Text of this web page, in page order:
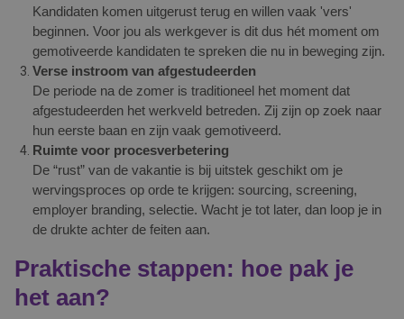
Kandidaten komen uitgerust terug en willen vaak 'vers'
beginnen. Voor jou als werkgever is dit dus hét moment om
gemotiveerde kandidaten te spreken die nu in beweging zijn.
Verse instroom van afgestudeerden
De periode na de zomer is traditioneel het moment dat
afgestudeerden het werkveld betreden. Zij zijn op zoek naar
hun eerste baan en zijn vaak gemotiveerd.
Ruimte voor procesverbetering
De “rust” van de vakantie is bij uitstek geschikt om je
wervingsproces op orde te krijgen: sourcing, screening,
employer branding, selectie. Wacht je tot later, dan loop je in
de drukte achter de feiten aan.
Praktische stappen: hoe pak je
het aan?